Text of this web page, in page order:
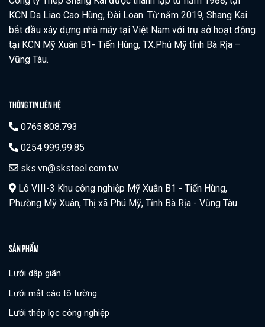
KCN Da Liao Cao Hùng, Đài Loan. Từ năm 2019, Shang Kai
bắt đầu xây dựng nhà máy tại Việt Nam với trụ sở hoạt động
tại KCN Mỹ Xuân B1- Tiến Hùng, TX.Phú Mỹ tỉnh Bà Rịa –
Vũng Tàu.
THÔNG TIN LIÊN HỆ
0765.808.793
0254.999.99.85
sks.vn@sksteel.com.tw
Lô VIII-3 Khu công nghiệp Mỹ Xuân B1 - Tiến Hùng,
Phường Mỹ Xuân, Thị xã Phú Mỹ, Tỉnh Bà Rịa - Vũng Tàu.
SẢN PHẨM
Lưới dập giãn
Lưới mắt cáo tô tường
Lưới thép lọc công nghiệp